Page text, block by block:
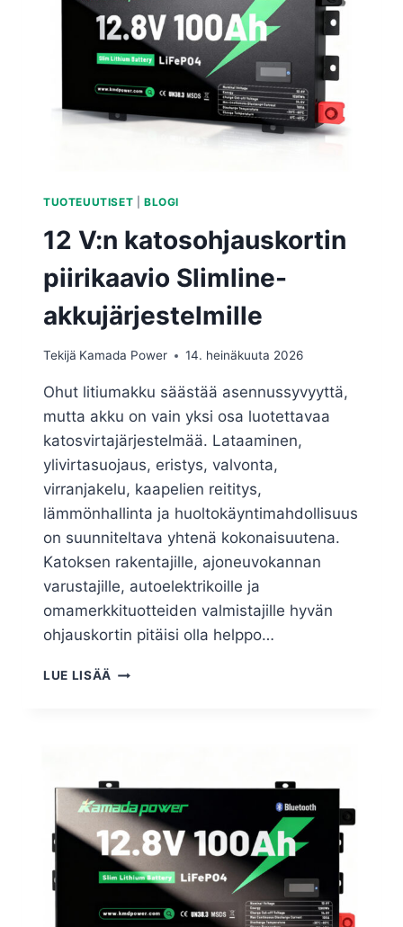
TUOTEUUTISET BLOGI
12 V:n katosohjauskortin
piirikaavio Slimline-
akkujärjestelmille
Tekijä Kamada Power 14. heinäkuuta 2026
Ohut litiumakku säästää asennussyvyyttä,
mutta akku on vain yksi osa luotettavaa
katosvirtajärjestelmää. Lataaminen,
ylivirtasuojaus, eristys, valvonta,
virranjakelu, kaapelien reititys,
lämmönhallinta ja huoltokäyntimahdollisuus
on suunniteltava yhtenä kokonaisuutena.
Katoksen rakentajille, ajoneuvokannan
varustajille, autoelektrikoille ja
omamerkkituotteiden valmistajille hyvän
ohjauskortin pitäisi olla helppo…
LUE LISÄÄ